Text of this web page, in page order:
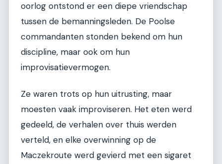
oorlog ontstond er een diepe vriendschap
tussen de bemanningsleden. De Poolse
commandanten stonden bekend om hun
discipline, maar ook om hun
improvisatievermogen.
Ze waren trots op hun uitrusting, maar
moesten vaak improviseren. Het eten werd
gedeeld, de verhalen over thuis werden
verteld, en elke overwinning op de
Maczekroute werd gevierd met een sigaret